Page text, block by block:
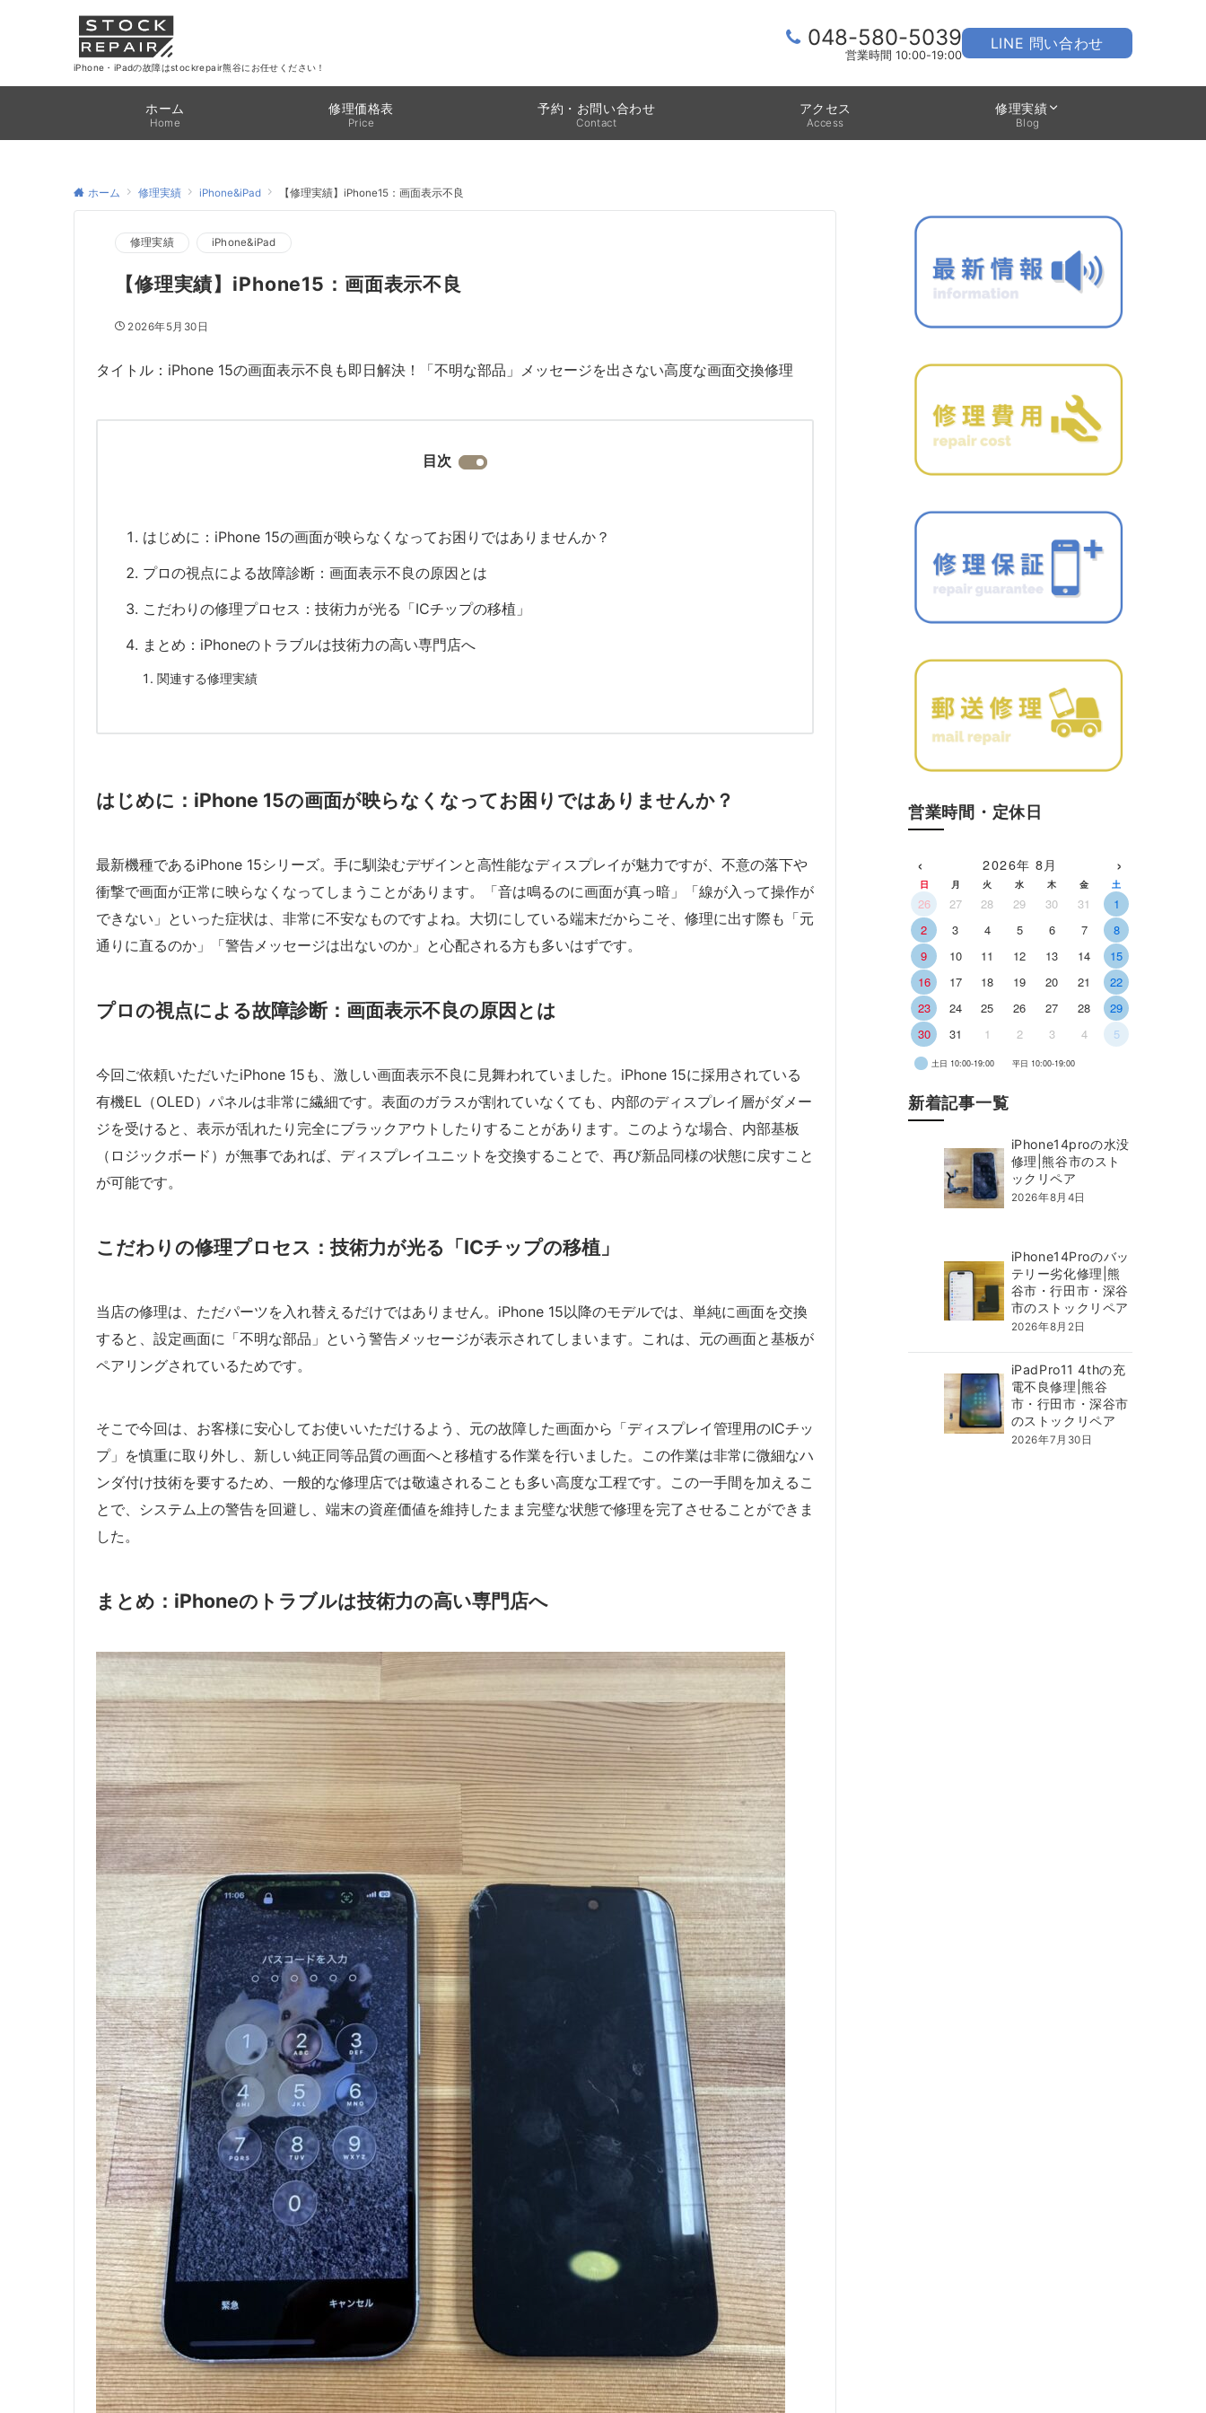
iPhone・iPadの故障はstockrepair熊谷にお任せください！
048-580-5039
営業時間 10:00-19:00
LINE 問い合わせ
ホーム
Home
修理価格表
Price
予約・お問い合わせ
Contact
アクセス
Access
修理実績
Blog
ホーム 修理実績 iPhone&iPad 【修理実績】iPhone15：画面表示不良
修理実績 iPhone&iPad
【修理実績】iPhone15：画面表示不良
2026年5月30日
タイトル：iPhone 15の画面表示不良も即日解決！「不明な部品」メッセージを出さない高度な画面交換修理
目次
はじめに：iPhone 15の画面が映らなくなってお困りではありませんか？
プロの視点による故障診断：画面表示不良の原因とは
こだわりの修理プロセス：技術力が光る「ICチップの移植」
まとめ：iPhoneのトラブルは技術力の高い専門店へ
関連する修理実績
はじめに：iPhone 15の画面が映らなくなってお困りではありませんか？
最新機種であるiPhone 15シリーズ。手に馴染むデザインと高性能なディスプレイが魅力ですが、不意の落下や
衝撃で画面が正常に映らなくなってしまうことがあります。「音は鳴るのに画面が真っ暗」「線が入って操作が
できない」といった症状は、非常に不安なものですよね。大切にしている端末だからこそ、修理に出す際も「元
通りに直るのか」「警告メッセージは出ないのか」と心配される方も多いはずです。
プロの視点による故障診断：画面表示不良の原因とは
今回ご依頼いただいたiPhone 15も、激しい画面表示不良に見舞われていました。iPhone 15に採用されている
有機EL（OLED）パネルは非常に繊細です。表面のガラスが割れていなくても、内部のディスプレイ層がダメー
ジを受けると、表示が乱れたり完全にブラックアウトしたりすることがあります。このような場合、内部基板
（ロジックボード）が無事であれば、ディスプレイユニットを交換することで、再び新品同様の状態に戻すこと
が可能です。
こだわりの修理プロセス：技術力が光る「ICチップの移植」
当店の修理は、ただパーツを入れ替えるだけではありません。iPhone 15以降のモデルでは、単純に画面を交換
すると、設定画面に「不明な部品」という警告メッセージが表示されてしまいます。これは、元の画面と基板が
ペアリングされているためです。
そこで今回は、お客様に安心してお使いいただけるよう、元の故障した画面から「ディスプレイ管理用のICチッ
プ」を慎重に取り外し、新しい純正同等品質の画面へと移植する作業を行いました。この作業は非常に微細なハ
ンダ付け技術を要するため、一般的な修理店では敬遠されることも多い高度な工程です。この一手間を加えるこ
とで、システム上の警告を回避し、端末の資産価値を維持したまま完璧な状態で修理を完了させることができま
した。
まとめ：iPhoneのトラブルは技術力の高い専門店へ
営業時間・定休日
‹ 2026年 8月 ›
日 月 火 水 木 金 土
26 27 28 29 30 31
1
2
3 4 5 6 7
8
9
10 11 12 13 14
15
16
17 18 19 20 21
22
23
24 25 26 27 28
29
30
31 1 2 3 4 5
土日 10:00-19:00 平日 10:00-19:00
新着記事一覧
iPhone14proの水没
修理|熊谷市のスト
ックリペア
2026年8月4日
iPhone14Proのバッ
テリー劣化修理|熊
谷市・行田市・深谷
市のストックリペア
2026年8月2日
iPadPro11 4thの充
電不良修理|熊谷
市・行田市・深谷市
のストックリペア
2026年7月30日